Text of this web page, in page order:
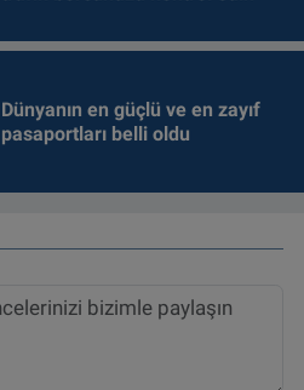
Dünyanın en güçlü ve en zayıf
pasaportları belli oldu